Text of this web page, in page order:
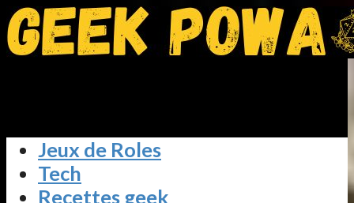
Jeux de Roles
Tech
Recettes geek